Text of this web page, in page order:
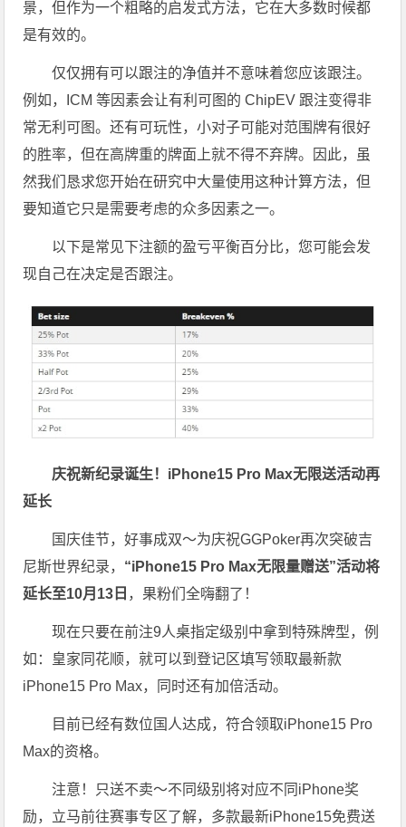
景，但作为一个粗略的启发式方法，它在大多数时候都
是有效的。
仅仅拥有可以跟注的净值并不意味着您应该跟注。
例如，ICM 等因素会让有利可图的 ChipEV 跟注变得非
常无利可图。还有可玩性，小对子可能对范围牌有很好
的胜率，但在高牌重的牌面上就不得不弃牌。因此，虽
然我们恳求您开始在研究中大量使用这种计算方法，但
要知道它只是需要考虑的众多因素之一。
以下是常见下注额的盈亏平衡百分比，您可能会发
现自己在决定是否跟注。
庆祝新纪录诞生！ iPhone15 Pro Max无限送活动再
延长
国庆佳节，好事成双～为庆祝GGPoker再次突破吉
尼斯世界纪录， “iPhone15 Pro Max无限量赠送”活动将
延长至10月13日 ，果粉们全嗨翻了！
现在只要在前注9人桌指定级别中拿到特殊牌型，例
如：皇家同花顺，就可以到登记区填写领取最新款
iPhone15 Pro Max，同时还有加倍活动。
目前已经有数位国人达成，符合领取iPhone15 Pro
Max的资格。
注意！只送不卖～不同级别将对应不同iPhone奖
励，立马前往赛事专区了解，多款最新iPhone15免费送